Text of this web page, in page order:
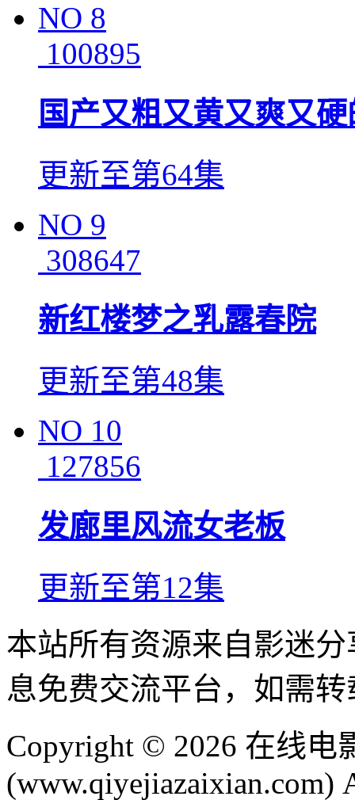
NO 8
100895
国产又粗又黄又爽又
更新至第64集
NO 9
308647
新红楼梦之乳露春院
更新至第48集
NO 10
127856
发廊里风流女老板
更新至第12集
本站所有资源来自影迷
息免费交流平台，如需
Copyright © 2026 在线电
(www.qiyejiazaixian.com)